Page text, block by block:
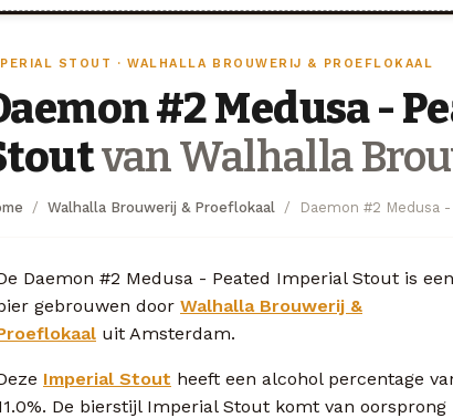
STOUT · WALHALLA BROUWERIJ & PROEFLOKAAL
#2 Medusa -
van Walhalla
Walhalla Brouwerij & Proeflokaal Daemon #2 Medusa
Daemon #2 Medusa - Peated Imperial Stout is een
gebrouwen door Walhalla Brouwerij &
uit Amsterdam.
Imperial Stout heeft een alcohol percentage
De bierstijl Imperial Stout komt van oorsprong